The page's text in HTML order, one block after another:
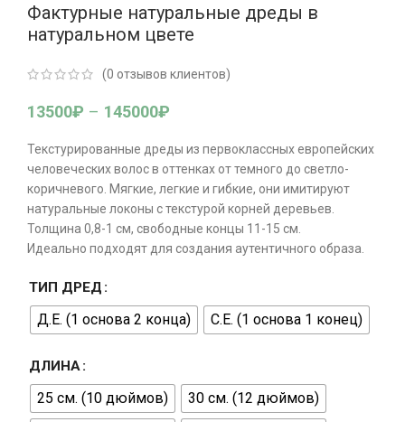
Фактурные натуральные дреды в
натуральном цвете
(0 отзывов клиентов)
13500₽ – 145000₽
Текстурированные дреды из первоклассных европейских
человеческих волос в оттенках от темного до светло-
коричневого. Мягкие, легкие и гибкие, они имитируют
натуральные локоны с текстурой корней деревьев.
Толщина 0,8-1 см, свободные концы 11-15 см.
Идеально подходят для создания аутентичного образа.
ТИП ДРЕД
Д.Е. (1 основа 2 конца) С.Е. (1 основа 1 конец)
ДЛИНА
25 см. (10 дюймов)
30 см. (12 дюймов)